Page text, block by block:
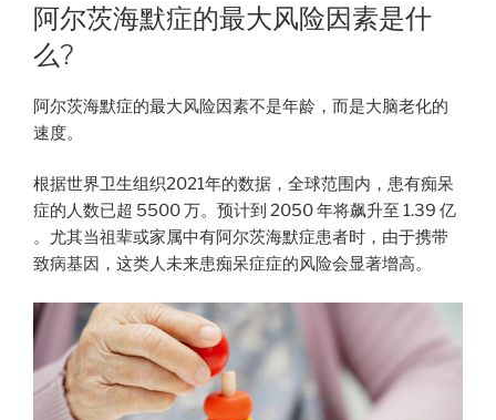
阿尔茨海默症的最大风险因素是什
么?
阿尔茨海默症的最大风险因素不是年龄，而是大脑老化的
速度。
根据世界卫生组织2021年的数据，全球范围内，患有痴呆
症的人数已超 5500 万。预计到 2050 年将飙升至 1.39 亿
。尤其当祖辈或家属中有阿尔茨海默症患者时，由于携带
致病基因，这类人未来患痴呆症症的风险会显著增高。